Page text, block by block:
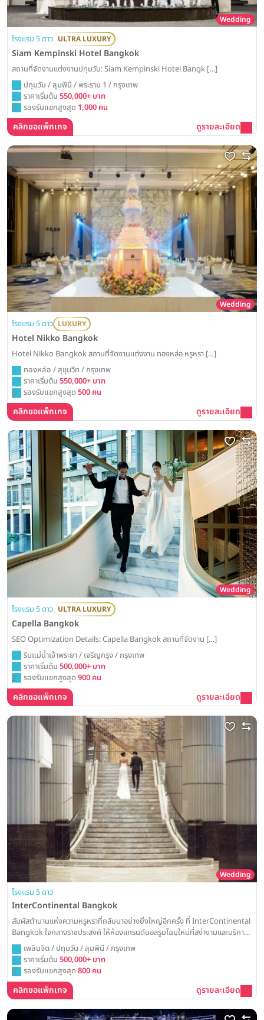
Wedding
โรงแรม 5 ดาว ULTRA LUXURY
Siam Kempinski Hotel Bangkok
สถานที่จัดงานแต่งงานปทุมวัน: Siam Kempinski Hotel Bangk […]
ปทุมวัน / ลุมพินี / พระราม 1 / กรุงเทพ
ราคาเริ่มต้น 550,000+ บาท
รองรับแขกสูงสุด 1,000 คน
คลิกขอแพ็กเกจ ดูรายละเอียด
Wedding
โรงแรม 5 ดาว LUXURY
Hotel Nikko Bangkok
Hotel Nikko Bangkok สถานที่จัดงานแต่งงาน ทองหล่อ หรูหรา […]
ทองหล่อ / สุขุมวิท / กรุงเทพ
ราคาเริ่มต้น 550,000+ บาท
รองรับแขกสูงสุด 500 คน
คลิกขอแพ็กเกจ ดูรายละเอียด
Wedding
โรงแรม 5 ดาว ULTRA LUXURY
Capella Bangkok
SEO Optimization Details: Capella Bangkok สถานที่จัดงาน […]
ริมแม่น้ำเจ้าพระยา / เจริญกรุง / กรุงเทพ
ราคาเริ่มต้น 500,000+ บาท
รองรับแขกสูงสุด 900 คน
คลิกขอแพ็กเกจ ดูรายละเอียด
Wedding
โรงแรม 5 ดาว
InterContinental Bangkok
สัมผัสตำนานแห่งความหรูหราที่กลับมาอย่างยิ่งใหญ่อีกครั้ง ที่ InterContinental
Bangkok ใจกลางราชประสงค์ ให้ห้องแกรนด์บอลรูมโฉมใหม่ที่สง่างามและบริการ
ระดับโลก เป็นส่วนหนึ่งของเรื่องราวความรักที่น่าจดจำและเล่าขานไปตลอดกาล
เพลินจิต / ปทุมวัน / ลุมพินี / กรุงเทพ
ราคาเริ่มต้น 500,000+ บาท
รองรับแขกสูงสุด 800 คน
คลิกขอแพ็กเกจ ดูรายละเอียด